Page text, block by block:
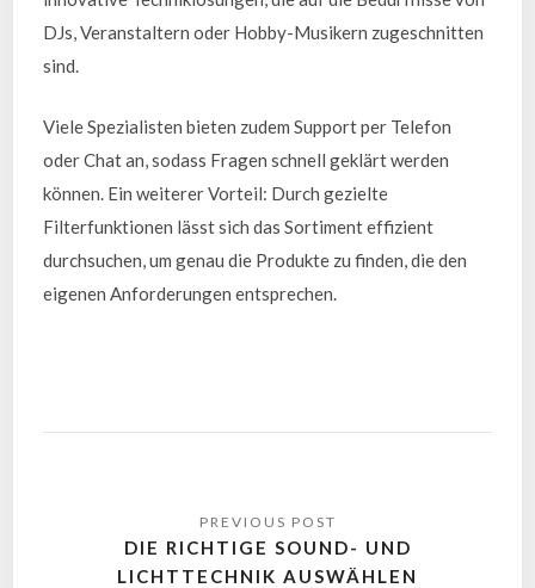
DJs, Veranstaltern oder Hobby-Musikern zugeschnitten
sind.
Viele Spezialisten bieten zudem Support per Telefon
oder Chat an, sodass Fragen schnell geklärt werden
können. Ein weiterer Vorteil: Durch gezielte
Filterfunktionen lässt sich das Sortiment effizient
durchsuchen, um genau die Produkte zu finden, die den
eigenen Anforderungen entsprechen.
DIE RICHTIGE SOUND- UND
LICHTTECHNIK AUSWÄHLEN